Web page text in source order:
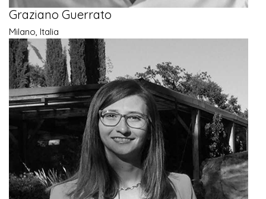
Graziano Guerrato
Milano, Italia